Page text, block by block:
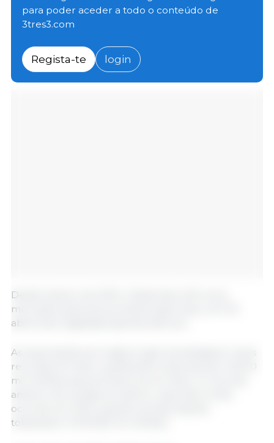
aves e um matadouro de porcos foram
credenciados e venderão carne do Brasil para o
exportar para o Vietname está localizado em Minas
Gerais.
Desde Janeiro de 2019, o Brasil abriu 65 novos
mercados para seus produtos agrícolas, com 30
aberturas registadas apenas este ano.
As exportações do negócio agrícola atingiram níveis
recordes em Abril, quebrando a barreira de US $ 10
mil milhões pela primeira vez em Abril. O recorde
anterior de vendas ao exterior, para Abril, tinha
ocorrido em 2013, quando as exportações
totalizaram US $ 9,65 mil milhões.
para poder aceder a todo o conteúdo de
3tres3.com
Regista-te login